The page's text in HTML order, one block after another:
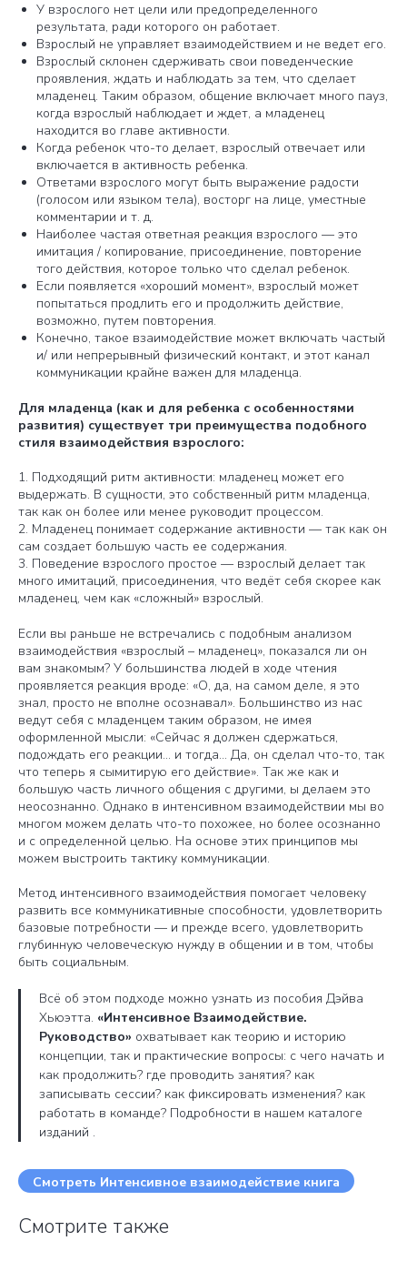
У взрослого нет цели или предопределенного
результата, ради которого он работает.
Взрослый не управляет взаимодействием и не ведет его.
Взрослый склонен сдерживать свои поведенческие
проявления, ждать и наблюдать за тем, что сделает
младенец. Таким образом, общение включает много пауз,
когда взрослый наблюдает и ждет, а младенец
находится во главе активности.
Когда ребенок что-то делает, взрослый отвечает или
включается в активность ребенка.
Ответами взрослого могут быть выражение радости
(голосом или языком тела), восторг на лице, уместные
комментарии и т. д.
Наиболее частая ответная реакция взрослого — это
имитация / копирование, присоединение, повторение
того действия, которое только что сделал ребенок.
Если появляется «хороший момент», взрослый может
попытаться продлить его и продолжить действие,
возможно, путем повторения.
Конечно, такое взаимодействие может включать частый
и/ или непрерывный физический контакт, и этот канал
коммуникации крайне важен для младенца.
Для младенца (как и для ребенка с особенностями
развития) существует три преимущества подобного
стиля взаимодействия взрослого:
1. Подходящий ритм активности: младенец может его
выдержать. В сущности, это собственный ритм младенца,
так как он более или менее руководит процессом.
2. Младенец понимает содержание активности — так как он
сам создает большую часть ее содержания.
3. Поведение взрослого простое — взрослый делает так
много имитаций, присоединения, что ведёт себя скорее как
младенец, чем как «сложный» взрослый.
Если вы раньше не встречались с подобным анализом
взаимодействия «взрослый – младенец», показался ли он
вам знакомым? У большинства людей в ходе чтения
проявляется реакция вроде: «О, да, на самом деле, я это
знал, просто не вполне осознавал». Большинство из нас
ведут себя с младенцем таким образом, не имея
оформленной мысли: «Сейчас я должен сдержаться,
подождать его реакции... и тогда… Да, он сделал что-то, так
что теперь я сымитирую его действие». Так же как и
большую часть личного общения с другими, ы делаем это
неосознанно. Однако в интенсивном взаимодействии мы во
многом можем делать что-то похожее, но более осознанно
и c определенной целью. На основе этих принципов мы
можем выстроить тактику коммуникации.
Метод интенсивного взаимодействия помогает человеку
развить все коммуникативные способности, удовлетворить
базовые потребности — и прежде всего, удовлетворить
глубинную человеческую нужду в общении и в том, чтобы
быть социальным.
Всё об этом подходе можно узнать из пособия Дэйва
Хьюэтта. «Интенсивное Взаимодействие.
Руководство» охватывает как теорию и историю
концепции, так и практические вопросы: с чего начать и
как продолжить? где проводить занятия? как
записывать сессии? как фиксировать изменения? как
работать в команде? Подробности в нашем каталоге
изданий .
Смотреть Интенсивное взаимодействие книга
Смотрите также